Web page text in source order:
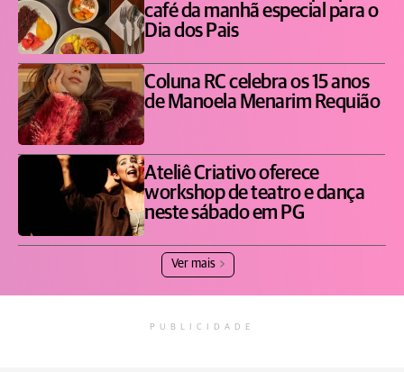
café da manhã especial para o
Dia dos Pais
Coluna RC celebra os 15 anos
de Manoela Menarim Requião
Ateliê Criativo oferece
workshop de teatro e dança
neste sábado em PG
Ver mais
PUBLICIDADE